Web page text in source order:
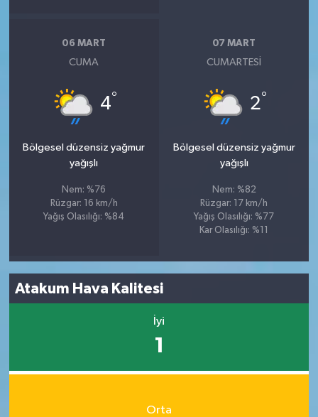
06 MART
CUMA
4°
Bölgesel düzensiz yağmur
yağışlı
Nem: %76
Rüzgar: 16 km/h
Yağış Olasılığı: %84
07 MART
CUMARTESI
2°
Bölgesel düzensiz yağmur
yağışlı
Nem: %82
Rüzgar: 17 km/h
Yağış Olasılığı: %77
Kar Olasılığı: %11
Atakum Hava Kalitesi
İyi
1
Orta